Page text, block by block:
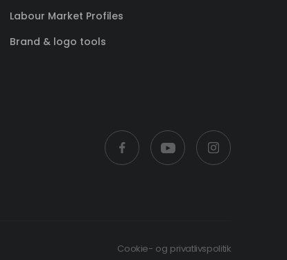
Labour Market Profiles
Brand & logo tools
Cookie- og privatlivspolitik